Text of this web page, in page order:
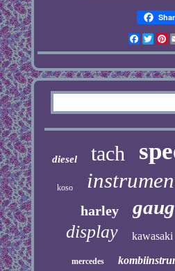
diesel tach
koso
harley
display kawasaki
mercedes